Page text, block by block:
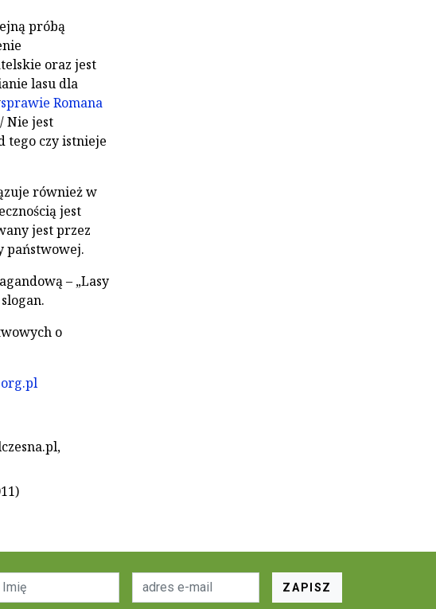
próbą
oraz jest
lasu dla
sprawie Romana
Nie jest
tego czy istnieje
również w
jest
jest przez
państwowej.
– „Lasy
o
ZAPISZ